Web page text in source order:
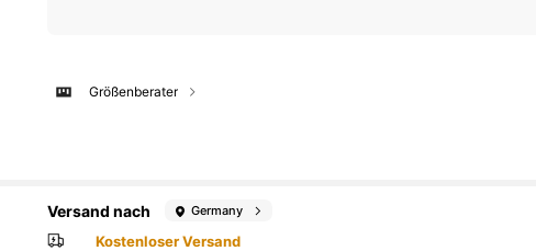
Größenberater
Versand nach Germany
Kostenloser Versand